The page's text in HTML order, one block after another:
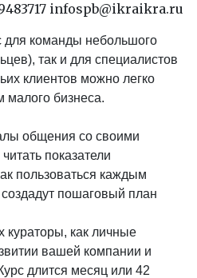
9483717 infospb@ikraikra.ru
для команды небольшого
так и для специалистов
клиентов можно легко
малого бизнеса.
общения со своими
показатели
пользоваться каждым
пошаговый план
кураторы, как личные
вашей компании и
длится месяц или 42